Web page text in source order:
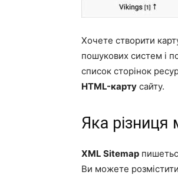
Хочете створити
пошукових систем і
список сторінок
HTML-карту сайту.
Яка різниця
XML Sitemap
Ви можете розмістити